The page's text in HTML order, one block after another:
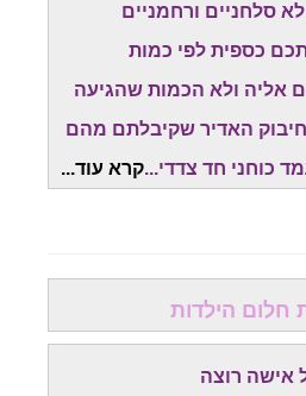
סלחניים ורחמניים
כספית לפי כמות
אליה ולא הכמות שהגיעה
האדיר שקיבלתם מהם
כוחני חד צדדי...קרא עוד...
חלום הילדות
אישה רוצה